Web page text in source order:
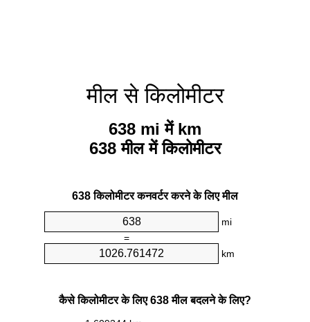
मील से किलोमीटर
638 mi में km
638 मील में किलोमीटर
638 किलोमीटर कनवर्टर करने के लिए मील
mi
=
km
कैसे किलोमीटर के लिए 638 मील बदलने के लिए?